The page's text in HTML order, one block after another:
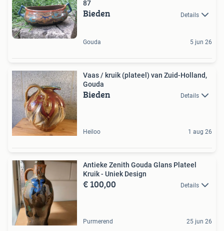
87
Bieden Details
Gouda 5 jun 26
Vaas / kruik (plateel) van Zuid-Holland,
Gouda
Bieden Details
Heiloo 1 aug 26
Antieke Zenith Gouda Glans Plateel
Kruik - Uniek Design
€ 100,00 Details
Purmerend 25 jun 26